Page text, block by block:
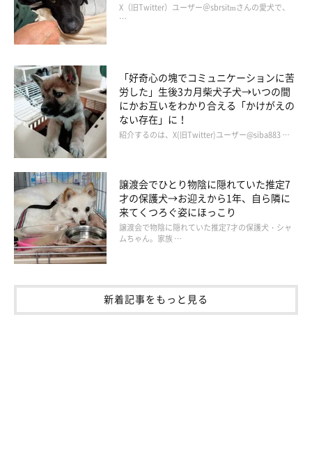
X（旧Twitter）ユーザー＠sbrsitmさんの愛犬で、
…
「好奇心の塊でコミュニケーションに苦
労した」生後3カ月柴犬子犬→いつの間
にかお互いをわかり合える「かけがえの
ない存在」に！
紹介するのは、X(旧Twitter)ユーザー@siba883 …
譲渡会でひとり物陰に隠れていた推定7
才の保護犬→お迎えから1年、自ら隣に
来てくつろぐ姿にほっこり
譲渡会で物陰に隠れていた推定7才の保護犬・シャ
ムちゃん。家族 …
新着記事をもっと見る